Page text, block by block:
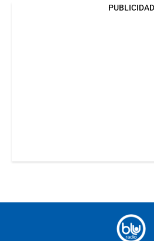
PUBLICIDAD